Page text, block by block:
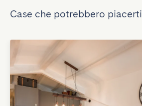
Case che potrebbero piacerti